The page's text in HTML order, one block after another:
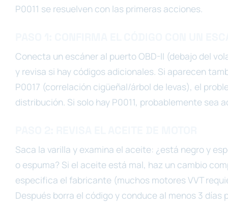
P0011 se resuelven con las primeras acciones.
Conecta un escáner al puerto OBD-II (debajo del
y revisa si hay códigos adicionales. Si aparecen
P0017 (correlación cigüeñal/árbol de levas), el
distribución. Si solo hay P0011, probablemente sea
Saca la varilla y examina el aceite: ¿está negro y
o espuma? Si el aceite está mal, haz un cambio
especifica el fabricante (muchos motores VVT
Después borra el código y conduce al menos 3 días